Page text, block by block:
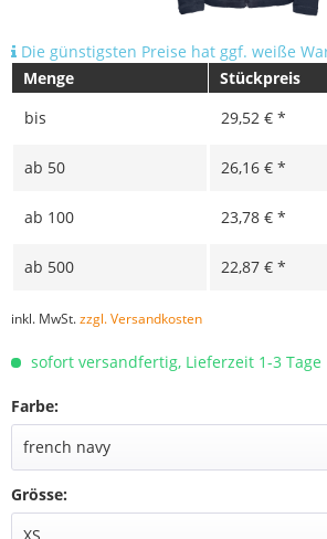
Die günstigsten Preise hat ggf. weiße
Menge
Stückpreis
bis
29,52 € *
ab 50 26,16 € *
ab 100 23,78 € *
ab 500 22,87 € *
inkl. MwSt.zzgl. Versandkosten
sofort versandfertig, Lieferzeit 1-3 Tage
Farbe:
Grösse: